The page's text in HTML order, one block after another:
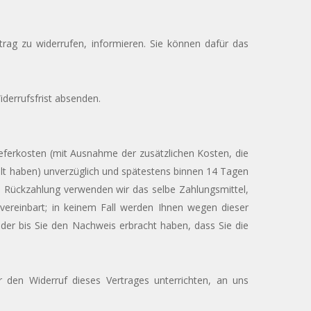
zu widerrufen, informieren. Sie können dafür das
absenden.
(mit Ausnahme der zusätzlichen Kosten, die
haben) unverzüglich und spätestens binnen 14 Tagen
verwenden wir das selbe Zahlungsmittel,
in keinem Fall werden Ihnen wegen dieser
bis Sie den Nachweis erbracht haben, dass Sie die
Widerruf dieses Vertrages unterrichten, an uns